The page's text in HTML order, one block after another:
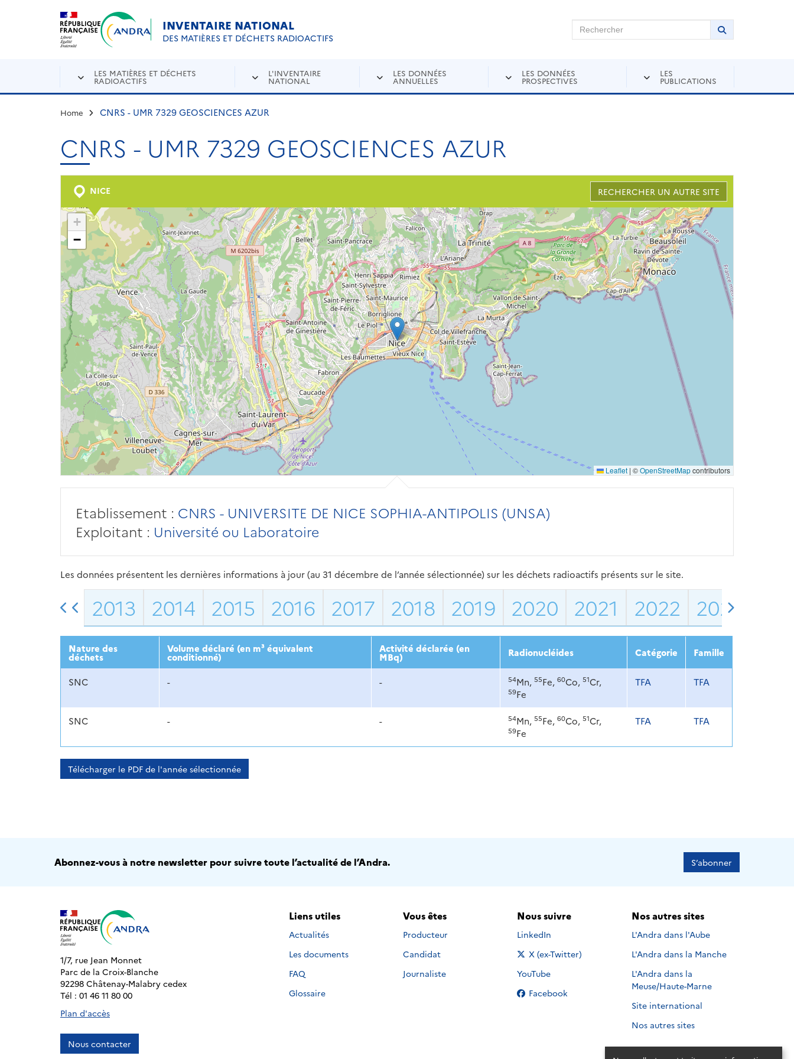
Aller au contenu principal
INVENTAIRE NATIONAL
DES MATIÈRES ET DÉCHETS RADIOACTIFS
Rechercher sur Andra Inventaire Rechercher
Lancer la
LES MATIÈRES ET DÉCHETS
RADIOACTIFS
L'INVENTAIRE
NATIONAL
LES DONNÉES
ANNUELLES
LES DONNÉES
PROSPECTIVES
LES
PUBLICATIONS
Home CNRS - UMR 7329 GEOSCIENCES AZUR
CNRS - UMR 7329 GEOSCIENCES AZUR
NICE RECHERCHER UN AUTRE SITE
+
−
Leaflet | ©OpenStreetMapcontributors
Etablissement : CNRS - UNIVERSITE DE NICE SOPHIA-ANTIPOLIS (UNSA)
Exploitant : Université ou Laboratoire
Les données présentent les dernières informations à jour (au 31 décembre de l’année sélectionnée) sur les déchets radioactifs présents sur le site.
2013 2014 2015 2016 2017 2018 2019 2020 2021 2022 2023
Nature des
déchets
Volume déclaré (en m³ équivalent
conditionné)
Activité déclarée (en
MBq) Radionucléides Catégorie Famille
SNC - - 54Mn, 55Fe, 60Co, 51Cr,
59Fe
TFA TFA
SNC - - 54Mn, 55Fe, 60Co, 51Cr,
59Fe
TFA TFA
Télécharger le PDF de l'année sélectionnée
Abonnez-vous à notre newsletter pour suivre toute l’actualité de l’Andra. S’abonner
1/7, rue Jean Monnet
Parc de la Croix-Blanche
92298 Châtenay-Malabry cedex
Tél : 01 46 11 80 00
Plan d'accès
Nous contacter
Liens utiles
Actualités
Les documents
FAQ
Glossaire
Vous êtes
Producteur
Candidat
Journaliste
Nous suivre
Nous suivre sur
LinkedIn
Nous suivre sur
X (ex-Twitter)
Nous suivre sur
YouTube
Nous suivre sur
Facebook
Nos autres sites
L'Andra dans l'Aube
L'Andra dans la Manche
L'Andra dans la
Meuse/Haute-Marne
Site international
Nos autres sites